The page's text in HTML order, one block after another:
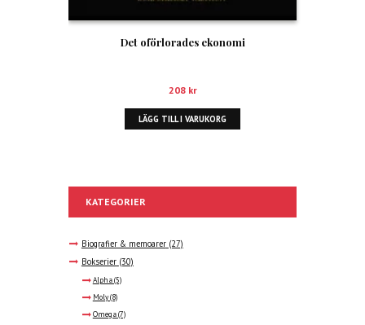
Det oförlorades ekonomi
208 kr
LÄGG TILL I VARUKORG
KATEGORIER
Biografier & memoarer (27)
Bokserier (30)
Alpha(5)
Moly(8)
Omega(7)